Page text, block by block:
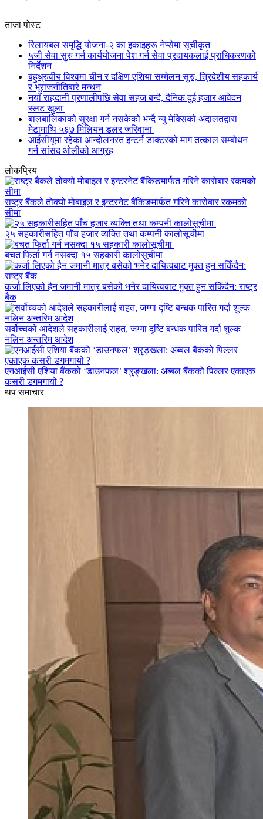
ताजा पोस्ट
रिलायबल समृद्धि योजना-२ का इकाइहरू नेप्सेमा सूचीकृत
५जी सेवा सुरु गर्न कार्ययोजना पेश गर्न सेवा प्रदायकलाई प्राधिकरणको
निर्देशन
बहुध्रुवीय विश्वमा चीन र दक्षिण एशिया सम्मेलन सुरु, त्रिदेशीय सहकार्य
र भूराजनीतिबारे मन्थन
नयाँ राहदानी प्रणालीपछि सेवा सहज बन्दै, दैनिक दुई हजार आवेदन
स्लट खुला
बालबालिकाको सुरक्षा गर्न नसकेको भन्दै न्यु मेक्सिको अदालतद्वारा
मेटामाथि ५६७ मिलियन डलर जरिवाना
आईसीयूमा रहेका आन्दोलनरत इन्टर्न डाक्टरको माग तत्काल सम्बोधन
गर्न सांसद ओलीको आग्रह
लोकप्रिय
राष्ट्र बैंकले तोक्यो मोबाइल र इन्टरनेट बैंकिङमार्फत गरिने कारोबार रकमको
सीमा
२५ सहकारीसहित पाँच हजार व्यक्ति तथा कम्पनी कालोसूचीमा
बचत फिर्ता गर्न नसक्दा १५ सहकारी कालोसूचीमा
कर्जा लिएको हैन जमानी मात्र बसेको भनेर दायित्वबाट मुक्त हुन सकिँदैन: राष्ट्र
बैंक
सर्वोच्चको आदेशले सहकारीलाई राहत, जग्गा दृष्टि बन्धक पारित गर्दा शुल्क
नलिन अन्तरिम आदेश
एनआईसी एशिया बैंकको ‘डाउनफल’ श्रृङ्खला: अब्बल बैंकको पिल्लर एकाएक
कसरी डगमगायो ?
थप समाचार